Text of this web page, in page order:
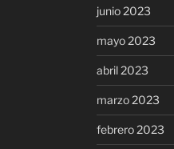
junio 2023
mayo 2023
abril 2023
marzo 2023
febrero 2023